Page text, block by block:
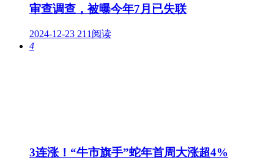
审查调查，被曝今年7月已失联
2024-12-23 211阅读
4
3连涨！“牛市旗手”蛇年首周大涨超4%